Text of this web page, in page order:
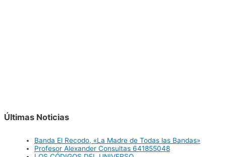
Últimas Noticias
Banda El Recodo, «La Madre de Todas las Bandas»
Profesor Alexander Consultas 641855048